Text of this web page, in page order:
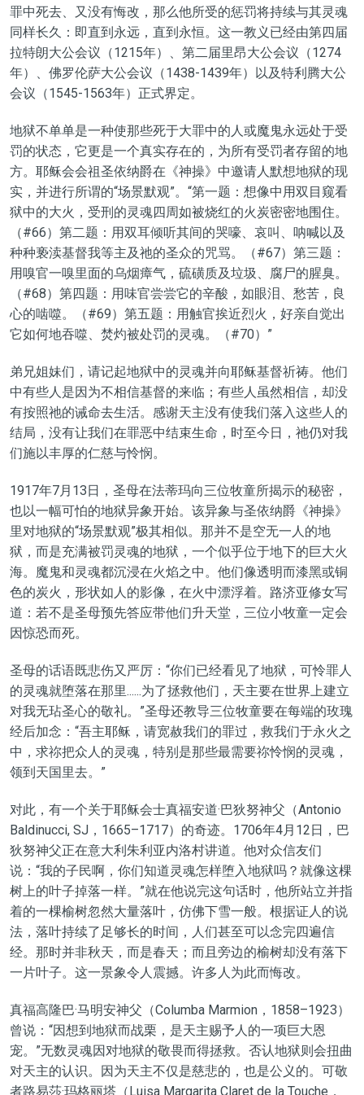
罪中死去、又没有悔改，那么他所受的惩罚将持续与其灵魂
同样长久：即直到永远，直到永恒。这一教义已经由第四届
拉特朗大公会议（1215年）、第二届里昂大公会议（1274
年）、佛罗伦萨大公会议（1438-1439年）以及特利腾大公
会议（1545-1563年）正式界定。
地狱不单单是一种使那些死于大罪中的人或魔鬼永远处于受
罚的状态，它更是一个真实存在的，为所有受罚者存留的地
方。耶稣会会祖圣依纳爵在《神操》中邀请人默想地狱的现
实，并进行所谓的“场景默观”。“第一题：想像中用双目窥看
狱中的大火，受刑的灵魂四周如被烧红的火炭密密地围住。
（#66）第二题：用双耳倾听其间的哭嚎、哀叫、呐喊以及
种种亵渎基督我等主及祂的圣众的咒骂。（#67）第三题：
用嗅官一嗅里面的乌烟瘴气，硫磺质及垃圾、腐尸的腥臭。
（#68）第四题：用味官尝尝它的辛酸，如眼泪、愁苦，良
心的啮噬。（#69）第五题：用触官挨近烈火，好亲自觉出
它如何地吞噬、焚灼被处罚的灵魂。（#70）”
弟兄姐妹们，请记起地狱中的灵魂并向耶稣基督祈祷。他们
中有些人是因为不相信基督的来临；有些人虽然相信，却没
有按照祂的诫命去生活。感谢天主没有使我们落入这些人的
结局，没有让我们在罪恶中结束生命，时至今日，祂仍对我
们施以丰厚的仁慈与怜悯。
1917年7月13日，圣母在法蒂玛向三位牧童所揭示的秘密，
也以一幅可怕的地狱异象开始。该异象与圣依纳爵《神操》
里对地狱的“场景默观”极其相似。那并不是空无一人的地
狱，而是充满被罚灵魂的地狱，一个似乎位于地下的巨大火
海。魔鬼和灵魂都沉浸在火焰之中。他们像透明而漆黑或铜
色的炭火，形状如人的影像，在火中漂浮着。路济亚修女写
道：若不是圣母预先答应带他们升天堂，三位小牧童一定会
因惊恐而死。
圣母的话语既悲伤又严厉：“你们已经看见了地狱，可怜罪人
的灵魂就堕落在那里......为了拯救他们，天主要在世界上建立
对我无玷圣心的敬礼。”圣母还教导三位牧童要在每端的玫瑰
经后加念：“吾主耶稣，请宽赦我们的罪过，救我们于永火之
中，求祢把众人的灵魂，特别是那些最需要祢怜悯的灵魂，
领到天国里去。”
对此，有一个关于耶稣会士真福安道·巴狄努神父（Antonio
Baldinucci, SJ，1665–1717）的奇迹。1706年4月12日，巴
狄努神父正在意大利朱利亚内洛村讲道。他对众信友们
说：“我的子民啊，你们知道灵魂怎样堕入地狱吗？就像这棵
树上的叶子掉落一样。”就在他说完这句话时，他所站立并指
着的一棵榆树忽然大量落叶，仿佛下雪一般。根据证人的说
法，落叶持续了足够长的时间，人们甚至可以念完四遍信
经。那时并非秋天，而是春天；而且旁边的榆树却没有落下
一片叶子。这一景象令人震撼。许多人为此而悔改。
真福高隆巴·马明安神父（Columba Marmion，1858–1923）
曾说：“因想到地狱而战栗，是天主赐予人的一项巨大恩
宠。”无数灵魂因对地狱的敬畏而得拯救。否认地狱则会扭曲
对天主的认识。因为天主不仅是慈悲的，也是公义的。可敬
者路易莎·玛格丽塔（Luisa Margarita Claret de la Touche，